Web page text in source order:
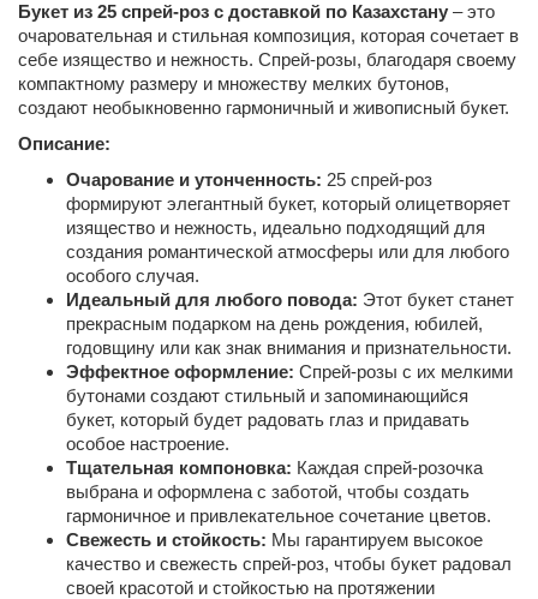
Букет из 25 спрей-роз с доставкой по Казахстану – это
очаровательная и стильная композиция, которая сочетает в
себе изящество и нежность. Спрей-розы, благодаря своему
компактному размеру и множеству мелких бутонов,
создают необыкновенно гармоничный и живописный букет.
Описание:
Очарование и утонченность: 25 спрей-роз
формируют элегантный букет, который олицетворяет
изящество и нежность, идеально подходящий для
создания романтической атмосферы или для любого
особого случая.
Идеальный для любого повода: Этот букет станет
прекрасным подарком на день рождения, юбилей,
годовщину или как знак внимания и признательности.
Эффектное оформление: Спрей-розы с их мелкими
бутонами создают стильный и запоминающийся
букет, который будет радовать глаз и придавать
особое настроение.
Тщательная компоновка: Каждая спрей-розочка
выбрана и оформлена с заботой, чтобы создать
гармоничное и привлекательное сочетание цветов.
Свежесть и стойкость: Мы гарантируем высокое
качество и свежесть спрей-роз, чтобы букет радовал
своей красотой и стойкостью на протяжении